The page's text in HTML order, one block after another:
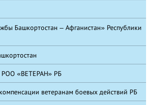
Башкортостан – Афганистан» Республики
РОО «ВЕТЕРАН» РБ
ветеранам боевых действий РБ